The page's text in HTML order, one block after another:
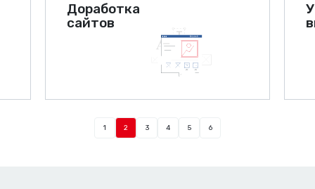
Доработка
сайтов
1 2 3 4 5 6